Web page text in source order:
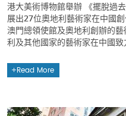
港大美術博物館舉辦 《擺脫過
展出27位奧地利藝術家在中國
澳門總領使館及奧地利創辦的
利及其他國家的藝術家在中國
Read More